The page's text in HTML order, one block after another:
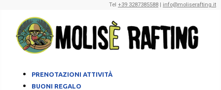
Tel +39 3287385588 | info@moliserafting.it
PRENOTAZIONI ATTIVITÀ
BUONI REGALO